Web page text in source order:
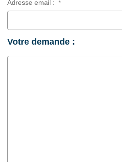
Adresse email : *
Votre demande :